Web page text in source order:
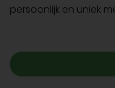
persoonlijk en uniek